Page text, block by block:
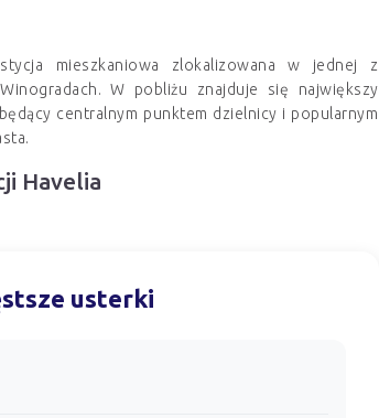
mieszkaniowa zlokalizowana w jednej z
W pobliżu znajduje się największy
centralnym punktem dzielnicy i popularnym
Havelia
usterki